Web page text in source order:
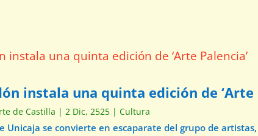
instala una quinta edición de ‘Arte
de Castilla |2 Dic, 2525 |Cultura
Unicaja se convierte en escaparate del grupo de